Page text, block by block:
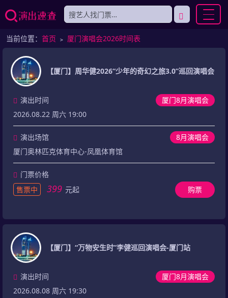
当前位置： 首页 ﹥ 厦门演唱会2026时间表
【厦门】周华健2026“少年的奇幻之旅3.0”巡回演唱会
厦门8月演唱会
演出时间
2026.08.22 周六 19:00
8月演唱会
演出场馆
厦门奥林匹克体育中心-凤凰体育馆
门票价格
售票中
399 元起 购票
【厦门】“万物安生时”李健巡回演唱会-厦门站
厦门8月演唱会
演出时间
2026.08.08 周六 19:30